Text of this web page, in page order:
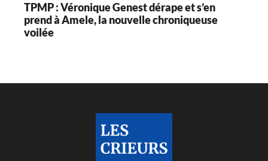
TPMP : Véronique Genest dérape et s’en
prend à Amele, la nouvelle chroniqueuse
voilée